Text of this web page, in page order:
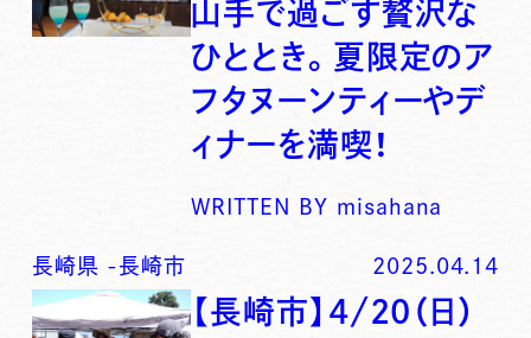
山手で過ごす贅沢な
ひととき。夏限定のア
フタヌーンティーやデ
ィナーを満喫！
WRITTEN BY misahana
長崎県 -長崎市 2025.04.14
【長崎市】4/20（日）